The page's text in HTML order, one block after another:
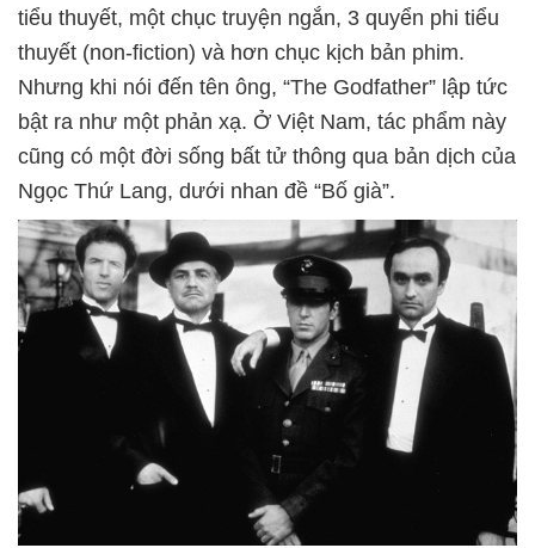
tiểu thuyết, một chục truyện ngắn, 3 quyển phi tiểu
thuyết (non-fiction) và hơn chục kịch bản phim.
Nhưng khi nói đến tên ông, “The Godfather” lập tức
bật ra như một phản xạ. Ở Việt Nam, tác phẩm này
cũng có một đời sống bất tử thông qua bản dịch của
Ngọc Thứ Lang, dưới nhan đề “Bố già”.